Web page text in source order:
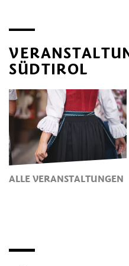
SÜDTIROL
ALLE VERANSTALTUNGEN